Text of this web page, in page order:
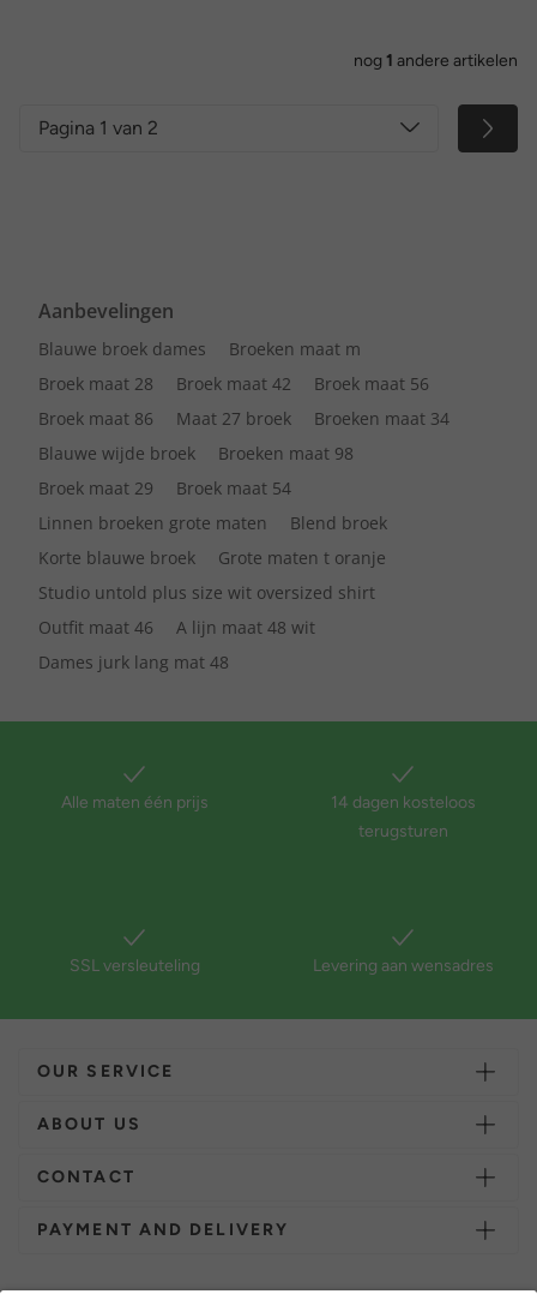
nog 1 andere artikelen
Pagina 1 van 2
Aanbevelingen
Blauwe broek dames
Broeken maat m
Broek maat 28
Broek maat 42
Broek maat 56
Broek maat 86
Maat 27 broek
Broeken maat 34
Blauwe wijde broek
Broeken maat 98
Broek maat 29
Broek maat 54
Linnen broeken grote maten
Blend broek
Korte blauwe broek
Grote maten t oranje
Studio untold plus size wit oversized shirt
Outfit maat 46
A lijn maat 48 wit
Dames jurk lang mat 48
Alle maten één prijs
14 dagen kosteloos
terugsturen
SSL versleuteling Levering aan wensadres
OUR SERVICE
ABOUT US
CONTACT
PAYMENT AND DELIVERY